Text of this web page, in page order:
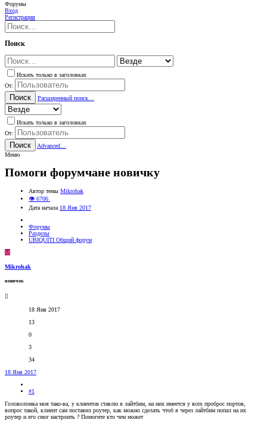
Форумы
Вход
Регистрация
Поиск
Искать только в заголовках
От:
Поиск Расширенный поиск…
Искать только в заголовках
От:
Поиск
Advanced…
Меню
Помоги форумчане новичку
Автор темы Mikrohak
👁 6706
Дата начала 18 Янв 2017
Форумы
Разделы
UBIQUITI Общий форум
M
Mikrohak
новичок
18 Янв 2017
13
0
3
34
18 Янв 2017
#1
Головоломка моя тако-ва, у клиентов ставлю я лайтбим, на них имеется у всех проброс портов,
вопрос такой, клиент сам поставил роутер, как можно сделать чтоб я через лайтбим попал на их
роутер и его смог настроить ? Помогите кто чем может